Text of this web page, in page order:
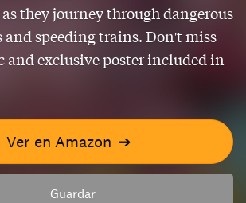
they journey through dangerous
speeding trains. Don't miss
and exclusive poster included in
Ver en Amazon ➔
Guardar